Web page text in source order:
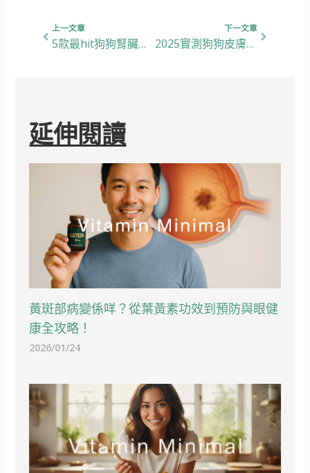
上一文章
5款最hit狗狗腎臟、泌尿道保健品 真實實測心得
下一文章
2025實測狗狗皮膚保健品 – 評測6款熱門皮膚. 毛髮營養保健品
延伸閱讀
黃斑部病變係咩？從葉黃素功效到預防與眼健
康全攻略！
2026/01/24